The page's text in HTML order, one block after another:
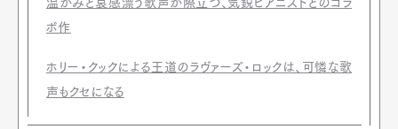
温かみと哀感漂う歌声が際立つ、気鋭ピアニストとのコラ
ボ作
ホリー・クックによる王道のラヴァーズ・ロックは、可憐な歌
声もクセになる